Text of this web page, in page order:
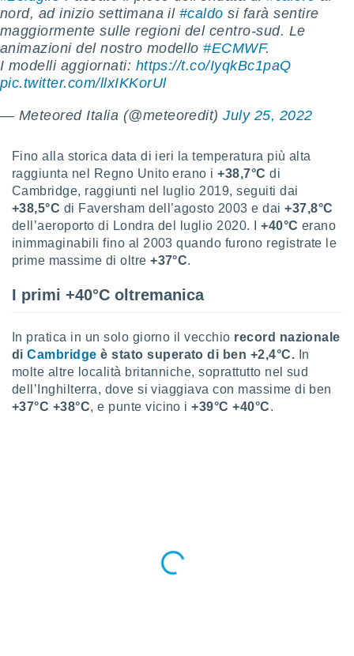
e
quali la
su
web,
e
di
dati
sulla
al quale
Per
tuo
dei
facendo
cookie
sito
nord, ad inizio settimana il #caldo si farà sentire
maggiormente sulle regioni del centro-sud. Le
animazioni del nostro modello#ECMWF.
I modelli aggiornati: https://t.co/IyqkBc1paQ
pic.twitter.com/llxIKKorUl
— Meteored Italia (@meteoredit)July 25, 2022
Fino alla storica data di ieri la temperatura più alta
raggiunta nel Regno Unito erano i+38,7°C di
Cambridge, raggiunti nel luglio 2019, seguiti dai
+38,5°C di Faversham dell’agosto 2003 e dai+37,8°C
dell’aeroporto di Londra del luglio 2020. I+40°C erano
inimmaginabili fino al 2003 quando furono registrate le
prime massime di oltre+37°C.
I primi +40°C oltremanica
In pratica in un solo giorno il vecchio record nazionale
diCambridge è stato superato di ben +2,4°C. In
molte altre località britanniche, soprattutto nel sud
dell’Inghilterra, dove si viaggiava con massime di ben
+37°C +38°C, e punte vicino i+39°C +40°C.